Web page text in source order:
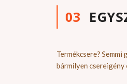
03
Termékcsere?
bármilyen csereigény